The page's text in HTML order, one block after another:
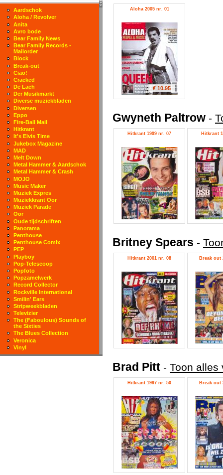
Aloha 2005 nr. 01
€ 10.95
Gwyneth Paltrow -
Hitkrant 1999 nr. 07 Hitkrant
Britney Spears -
Hitkrant 2001 nr. 08 Break out
Brad Pitt - Toon alles
Hitkrant 1997 nr. 50 Break out
Aardschok
Aloha / Revolver
Anita
Avro bode
Bear Family News
Bear Family Records -
Mailorder
Block
Break-out
Ciao!
Cracked
De Lach
Der Musikmarkt
Diverse muziekbladen
Diversen
Eppo
Fire-Ball Mail
Hitkrant
It's Elvis Time
Jukebox Magazine
MAD
Melt Down
Metal Hammer & Aardschok
Metal Hammer & Crash
MOJO
Music Maker
Muziek Expres
Muziekkrant Oor
Muziek Parade
Oor
Oude tijdschriften
Panorama
Penthouse
Penthouse Comix
PEP
Playboy
Pop-Telescoop
Popfoto
Popzamelwerk
Record Collector
Rockville International
Smilin' Ears
Stripweekbladen
Televizier
The (Faboulous) Sounds of
the Sixties
The Blues Collection
Veronica
Vinyl